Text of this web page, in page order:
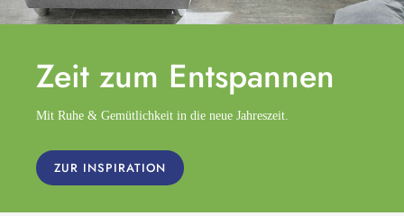
Zeit zum Entspannen
Mit Ruhe & Gemütlichkeit in die neue Jahreszeit.
ZUR INSPIRATION